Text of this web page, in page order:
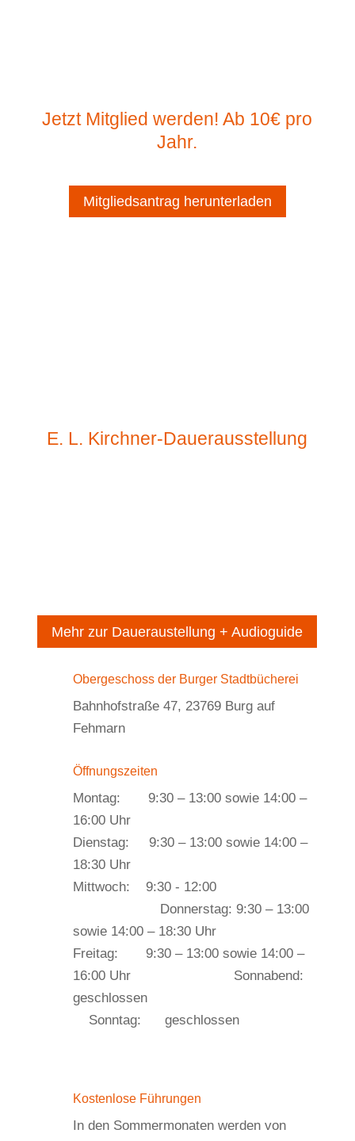
Jetzt Mitglied werden! Ab 10€ pro
Jahr.
Mitgliedsantrag herunterladen
E. L. Kirchner-Dauerausstellung
Mehr zur Daueraustellung + Audioguide
Obergeschoss der Burger Stadtbücherei
Bahnhofstraße 47, 23769 Burg auf
Fehmarn
Öffnungszeiten
Montag: 9:30 – 13:00 sowie 14:00 –
16:00 Uhr
Dienstag: 9:30 – 13:00 sowie 14:00 –
18:30 Uhr
Mittwoch: 9:30 - 12:00
Donnerstag: 9:30 – 13:00
sowie 14:00 – 18:30 Uhr
Freitag: 9:30 – 13:00 sowie 14:00 –
16:00 Uhr Sonnabend:
geschlossen
Sonntag: geschlossen
Kostenlose Führungen
In den Sommermonaten werden von